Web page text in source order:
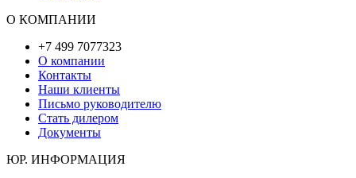
О КОМПАНИИ
+7 499 7077323
О компании
Контакты
Наши клиенты
Письмо руководителю
Стать дилером
Документы
ЮР. ИНФОРМАЦИЯ